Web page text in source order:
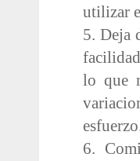
utilizar
5. Deja
lo que
6.